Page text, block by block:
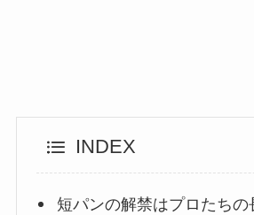
INDEX
短パンの解禁はプロたちの